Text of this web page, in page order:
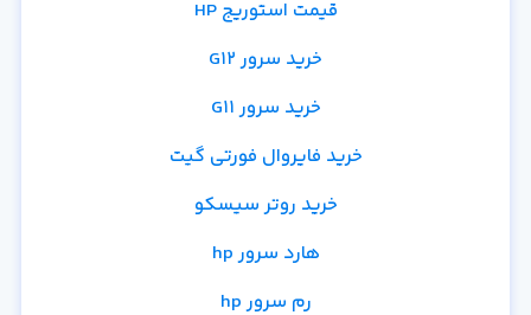
قیمت استوریج HP
خرید سرور G12
خرید سرور G11
خرید فایروال فورتی گیت
خرید روتر سیسکو
هارد سرور hp
رم سرور hp